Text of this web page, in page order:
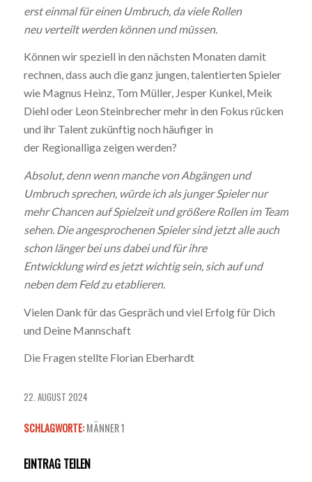
erst einmal für einen Umbruch, da viele Rollen
neu verteilt werden können und müssen.
Können wir speziell in den nächsten Monaten damit
rechnen, dass auch die ganz jungen, talentierten Spieler
wie Magnus Heinz, Tom Müller, Jesper Kunkel, Meik
Diehl oder Leon Steinbrecher mehr in den Fokus rücken
und ihr Talent zukünftig noch häufiger in
der Regionalliga zeigen werden?
Absolut, denn wenn manche von Abgängen und
Umbruch sprechen, würde ich als junger Spieler nur
mehr Chancen auf Spielzeit und größere Rollen im Team
sehen. Die angesprochenen Spieler sind jetzt alle auch
schon länger bei uns dabei und für ihre
Entwicklung wird es jetzt wichtig sein, sich auf und
neben dem Feld zu etablieren.
Vielen Dank für das Gespräch und viel Erfolg für Dich
und Deine Mannschaft
Die Fragen stellte Florian Eberhardt
22. AUGUST 2024
SCHLAGWORTE: MÄNNER 1
EINTRAG TEILEN